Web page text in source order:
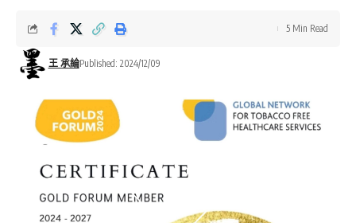
王 承綸Published: 2024/12/09
5 Min Read